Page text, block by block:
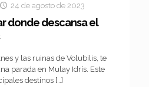
24 de agosto de 2023
donde descansa el
y las ruinas de Volubilis, te
parada en Mulay Idrís. Este
destinos […]